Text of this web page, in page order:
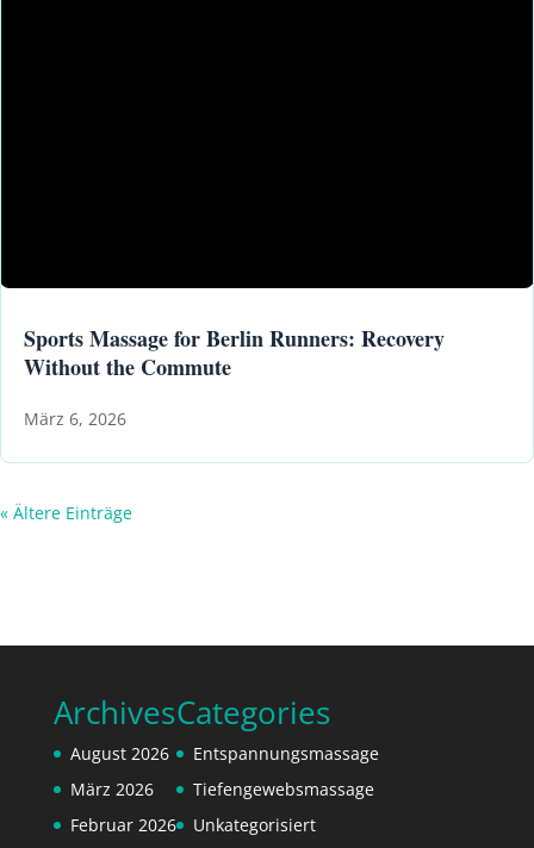
Sports Massage for Berlin Runners: Recovery
Without the Commute
März 6, 2026
« Ältere Einträge
Archives
August 2026
März 2026
Februar 2026
Categories
Entspannungsmassage
Tiefengewebsmassage
Unkategorisiert